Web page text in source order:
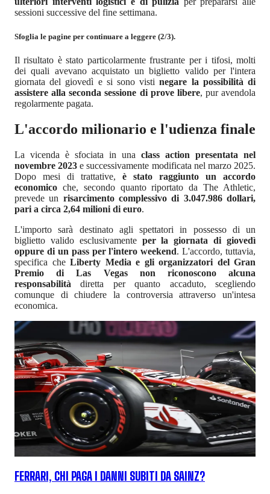
sessioni successive del fine settimana.
Sfoglia le pagine per continuare a leggere (2/3).
Il risultato è stato particolarmente frustrante per i tifosi, molti
dei quali avevano acquistato un biglietto valido per l'intera
giornata del giovedì e si sono visti negare la possibilità di
assistere alla seconda sessione di prove libere, pur avendola
regolarmente pagata.
L'accordo milionario e l'udienza finale
La vicenda è sfociata in una class action presentata nel
novembre 2023e successivamente modificata nel marzo 2025.
Dopo mesi di trattative, è stato raggiunto un accordo
economico che, secondo quanto riportato da The Athletic,
prevede un risarcimento complessivo di 3.047.986 dollari,
pari a circa 2,64 milioni di euro.
L'importo sarà destinato agli spettatori in possesso di un
biglietto valido esclusivamenteper la giornata di giovedì
oppure di un pass per l'intero weekend. L'accordo, tuttavia,
specifica che Liberty Media e gli organizzatori del Gran
Premio di Las Vegas non riconoscono alcuna
responsabilità diretta per quanto accaduto, scegliendo
comunque di chiudere la controversia attraverso un'intesa
economica.
FERRARI, CHI PAGA I DANNI SUBITI DA SAINZ?